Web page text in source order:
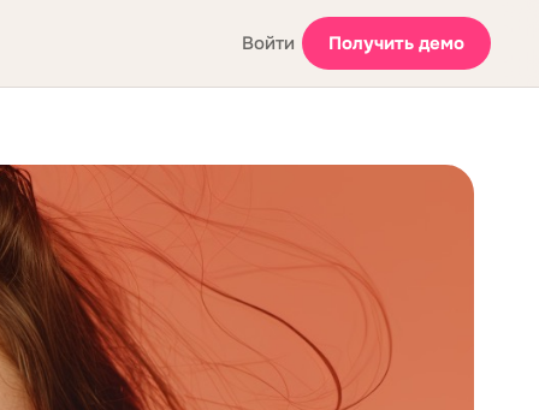
Войти Получить демо